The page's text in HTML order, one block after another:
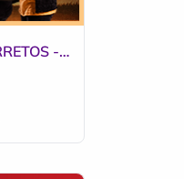
ESQUENTA BARRETOS - JANUÁ